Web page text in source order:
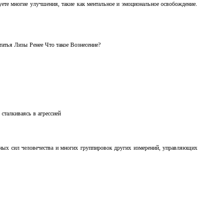
многие улучшения, такие как ментальное и эмоциональное освобождение.
Лизы Ренее Что такое Вознесение?
в агрессией
сил человечества и многих группировок других измерений, управляющих